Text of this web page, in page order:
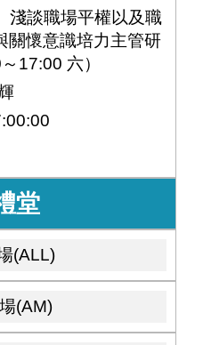
談職場平權以及職
關懷意識培力主管研
17:00 六）
堂
(ALL)
場(AM)